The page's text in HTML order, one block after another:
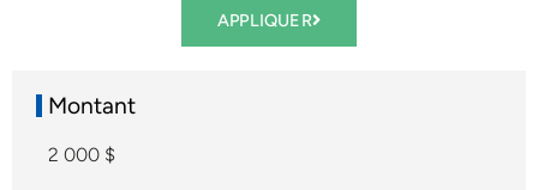
APPLIQUER
Montant
2 000 $